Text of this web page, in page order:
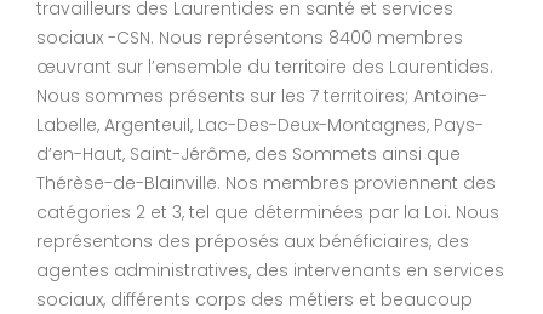
travailleurs des Laurentides en santé et services
sociaux -CSN. Nous représentons 8400 membres
œuvrant sur l’ensemble du territoire des Laurentides.
Nous sommes présents sur les 7 territoires; Antoine-
Labelle, Argenteuil, Lac-Des-Deux-Montagnes, Pays-
d’en-Haut, Saint-Jérôme, des Sommets ainsi que
Thérèse-de-Blainville. Nos membres proviennent des
catégories 2 et 3, tel que déterminées par la Loi. Nous
représentons des préposés aux bénéficiaires, des
agentes administratives, des intervenants en services
sociaux, différents corps des métiers et beaucoup